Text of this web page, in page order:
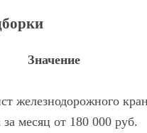
Значение
железнодорожного
за месяц от 180 000 руб.